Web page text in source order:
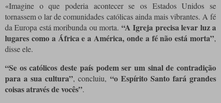
«Imagine o que poderia acontecer se os Estados Unidos se
tornassem o lar de comunidades católicas ainda mais vibrantes. A fé
da Europa está moribunda ou morta. “A Igreja precisa levar luz a
lugares como a África e a América, onde a fé não está morta”,
disse ele.
“Se os católicos deste país podem ser um sinal de contradição
para a sua cultura”, concluiu, “o Espírito Santo fará grandes
coisas através de vocês”.